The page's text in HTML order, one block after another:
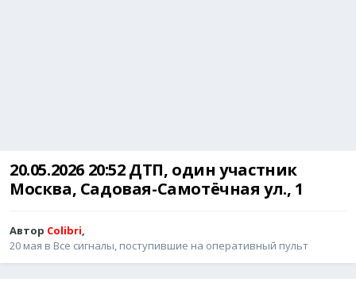
20.05.2026 20:52 ДТП, один участник
Москва, Садовая-Самотёчная ул., 1
Автор Colibri,
20 мая в Все сигналы, поступившие на оперативный пульт